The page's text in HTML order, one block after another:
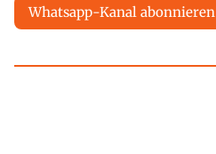
Whatsapp-Kanal abonnieren